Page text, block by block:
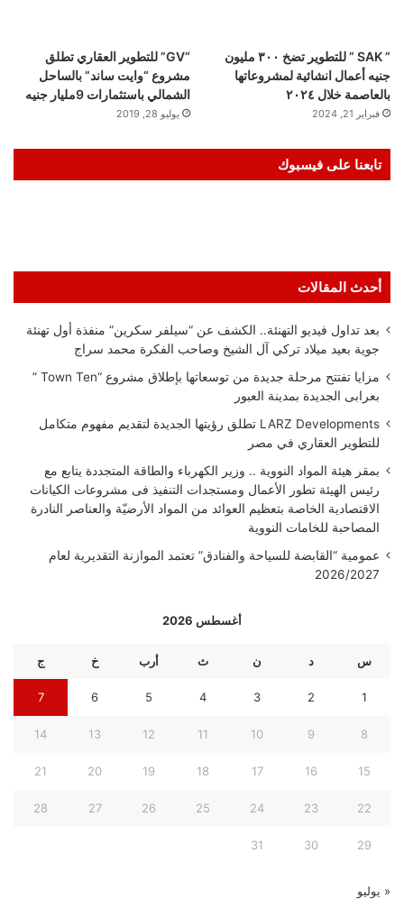
” SAK ” للتطوير تضخ ٣٠٠ مليون
جنيه أعمال انشائية لمشروعاتها
بالعاصمة خلال ٢٠٢٤
فبراير 21, 2024
“GV” للتطوير العقاري تطلق
مشروع “وايت ساند” بالساحل
الشمالي باستثمارات 9مليار جنيه
يوليو 28, 2019
تابعنا على فيسبوك
أحدث المقالات
بعد تداول فيديو التهنئة.. الكشف عن “سيلفر سكرين” منفذة أول تهنئة
جوية بعيد ميلاد تركي آل الشيخ وصاحب الفكرة محمد سراج
مزايا تفتتح مرحلة جديدة من توسعاتها بإطلاق مشروع “Town Ten ”
بعرابى الجديدة بمدينة العبور
LARZ Developments تطلق رؤيتها الجديدة لتقديم مفهوم متكامل
للتطوير العقاري في مصر
بمقر هيئة المواد النووية .. وزير الكهرباء والطاقة المتجددة يتابع مع
رئيس الهيئة تطور الأعمال ومستجدات التنفيذ فى مشروعات الكيانات
الاقتصادية الخاصة بتعظيم العوائد من المواد الأرضيّة والعناصر النادرة
المصاحبة للخامات النووية
عمومية “القابضة للسياحة والفنادق” تعتمد الموازنة التقديرية لعام
2026/2027
أغسطس 2026
س د ن ث أرب خ ج
1
2
3
4
5
6
7
8
9
10
11
12
13
14
15
16
17
18
19
20
21
22
23
24
25
26
27
28
29
30
31
« يوليو